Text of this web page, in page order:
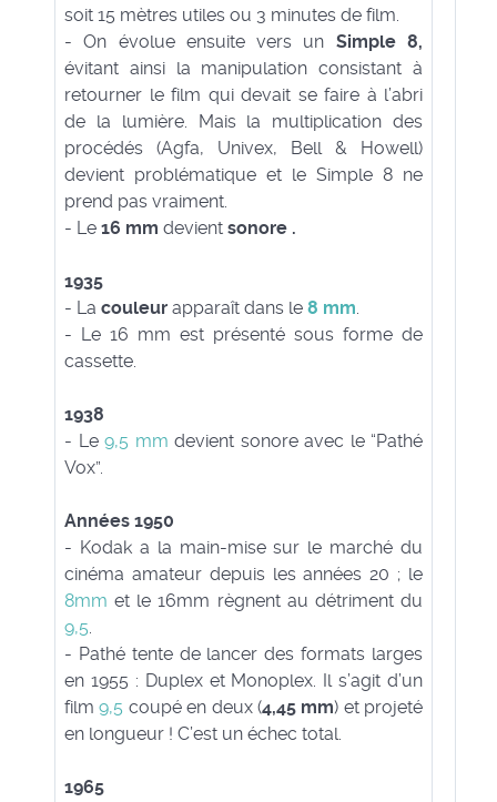
soit 15 mètres utiles ou 3 minutes de film.
- On évolue ensuite vers un Simple 8,
évitant ainsi la manipulation consistant à
retourner le film qui devait se faire à l’abri
de la lumière. Mais la multiplication des
procédés (Agfa, Univex, Bell & Howell)
devient problématique et le Simple 8 ne
prend pas vraiment.
- Le 16 mm devient sonore .
1935
- La couleur apparaît dans le 8 mm.
- Le 16 mm est présenté sous forme de
cassette.
1938
- Le 9,5 mm devient sonore avec le “Pathé
Vox”.
Années 1950
- Kodak a la main-mise sur le marché du
cinéma amateur depuis les années 20 ; le
8mm et le 16mm règnent au détriment du
9,5.
- Pathé tente de lancer des formats larges
en 1955 : Duplex et Monoplex. Il s’agit d’un
film9,5 coupé en deux (4,45 mm) et projeté
en longueur ! C’est un échec total.
1965